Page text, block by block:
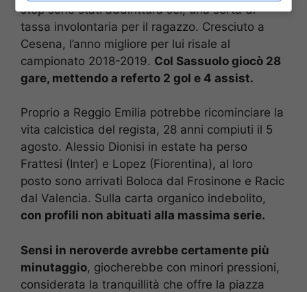
stop sono stati addirittura sei, una sorta di
tassa involontaria per il ragazzo. Cresciuto a
Cesena, l’anno migliore per lui risale al
campionato 2018-2019. Col Sassuolo giocò 28
gare, mettendo a referto 2 gol e 4 assist.
Proprio a Reggio Emilia potrebbe ricominciare la
vita calcistica del regista, 28 anni compiuti il 5
agosto. Alessio Dionisi in estate ha perso
Frattesi (Inter) e Lopez (Fiorentina), al loro
posto sono arrivati Boloca dal Frosinone e Racic
dal Valencia. Sulla carta organico indebolito,
con profili non abituati alla massima serie.
Sensi in neroverde avrebbe certamente più
minutaggio, giocherebbe con minori pressioni,
considerata la tranquillità che offre la piazza